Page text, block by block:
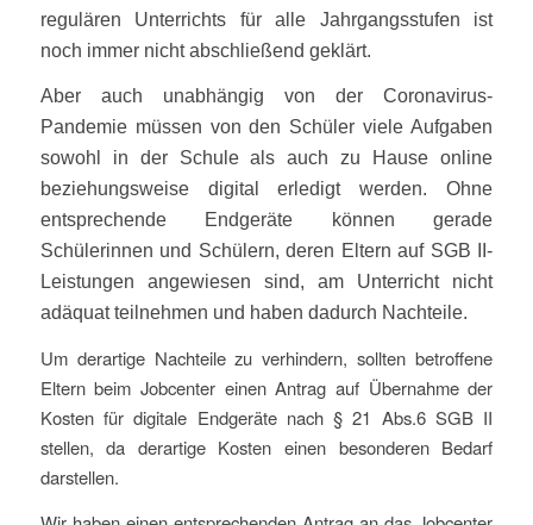
regulären Unterrichts für alle Jahrgangsstufen ist
noch immer nicht abschließend geklärt.
Aber auch unabhängig von der Coronavirus-
Pandemie müssen von den Schüler viele Aufgaben
sowohl in der Schule als auch zu Hause online
beziehungsweise digital erledigt werden. Ohne
entsprechende Endgeräte können gerade
Schülerinnen und Schülern, deren Eltern auf SGB II-
Leistungen angewiesen sind, am Unterricht nicht
adäquat teilnehmen und haben dadurch Nachteile.
Um derartige Nachteile zu verhindern, sollten betroffene
Eltern beim Jobcenter einen Antrag auf Übernahme der
Kosten für digitale Endgeräte nach § 21 Abs.6 SGB II
stellen, da derartige Kosten einen besonderen Bedarf
darstellen.